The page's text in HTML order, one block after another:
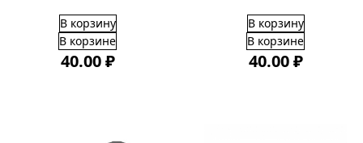
В корзину
В корзине
40.00 ₽
В корзину
В корзине
40.00 ₽